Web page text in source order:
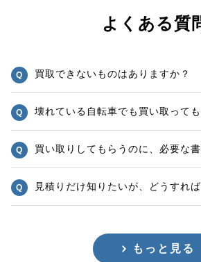
よくある質
買取できないものはありますか？
壊れている自転車でも買い取って
買い取りしてもらうのに、必要な
見積りだけ知りたいが、どうすれ
もっと見る